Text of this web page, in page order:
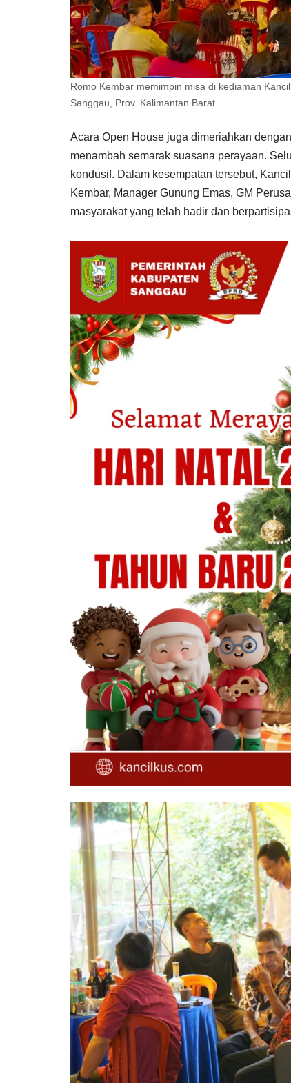
Romo Kembar memimpin misa di kediaman
Sanggau, Prov. Kalimantan Barat.
Acara Open House juga dimeriahkan
menambah semarak suasana perayaan.
kondusif. Dalam kesempatan tersebut,
Kembar, Manager Gunung Emas, GM
masyarakat yang telah hadir dan